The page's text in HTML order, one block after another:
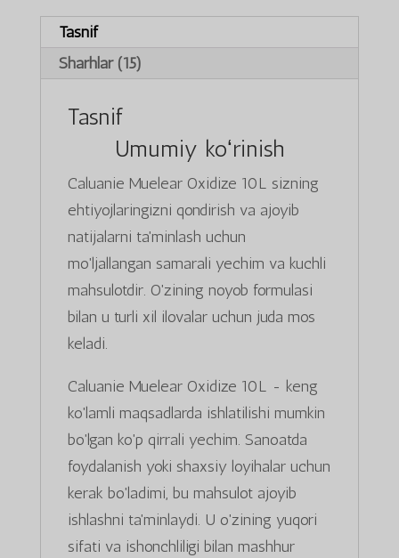
Tasnif
Sharhlar (15)
Tasnif
Umumiy koʻrinish
Caluanie Muelear Oxidize 10L sizning
ehtiyojlaringizni qondirish va ajoyib
natijalarni ta'minlash uchun
mo'ljallangan samarali yechim va kuchli
mahsulotdir. O'zining noyob formulasi
bilan u turli xil ilovalar uchun juda mos
keladi.
Caluanie Muelear Oxidize 10L - keng
ko'lamli maqsadlarda ishlatilishi mumkin
bo'lgan ko'p qirrali yechim. Sanoatda
foydalanish yoki shaxsiy loyihalar uchun
kerak bo'ladimi, bu mahsulot ajoyib
ishlashni ta'minlaydi. U o'zining yuqori
sifati va ishonchliligi bilan mashhur